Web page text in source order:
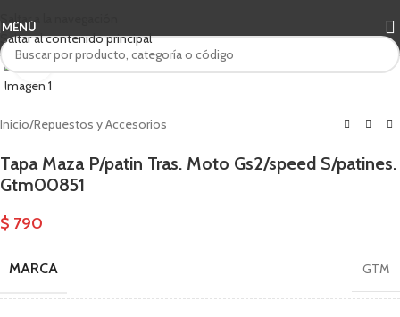
Saltar a la navegación
Saltar al contenido principal
MENÚ
Haga clic para ampliar
Inicio/Repuestos y Accesorios
Tapa Maza P/patin Tras. Moto Gs2/speed S/patines.
Gtm00851
$ 790
MARCA GTM